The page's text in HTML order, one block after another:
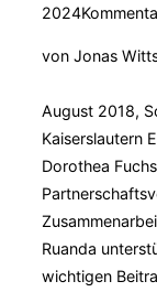
2024
von Jonas
August 2018,
Kaiserslautern
Dorothea
Ruanda
wichtigen